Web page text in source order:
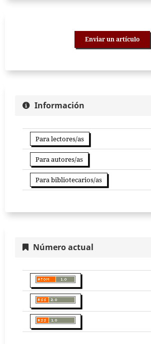
Enviar un artículo
Información
Para lectores/as
Para autores/as
Para bibliotecarios/as
Número actual